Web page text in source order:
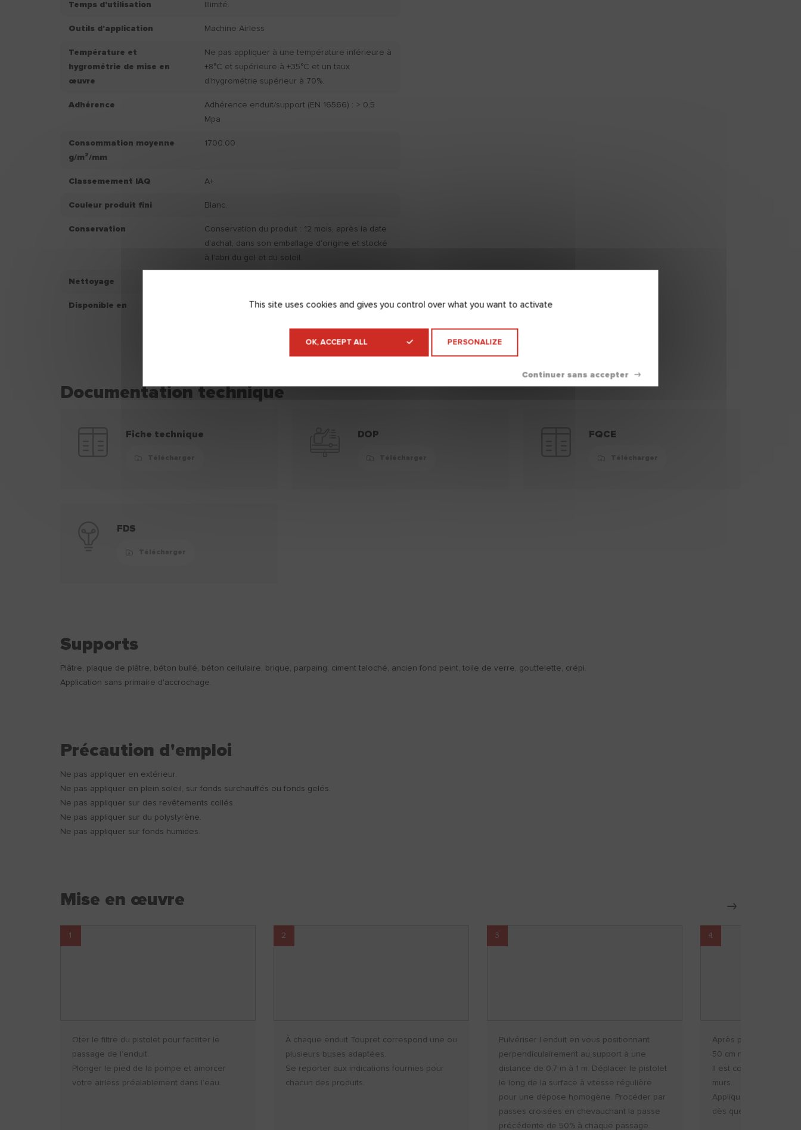
Temps d'utilisation Illimité.
Outils d'application Machine Airless
Température et
hygrométrie de mise en
œuvre
Ne pas appliquer à une température inférieure à
+8°C et supérieure à +35°C et un taux
d’hygrométrie supérieur à 70%.
Adhérence
Adhérence enduit/support (EN 16566) : > 0,5
Mpa
Consommation moyenne
g/m²/mm
1700.00
Classemement IAQ A+
Couleur produit fini Blanc.
Conservation
Conservation du produit : 12 mois, après la date
d'achat, dans son emballage d'origine et stocké
à l'abri du gel et du soleil.
Nettoyage
Disponible en
Documentation technique
Fiche technique DOP FQCE
FDS
Supports
Plâtre, plaque de plâtre, béton bullé, béton cellulaire, brique, parpaing, ciment taloché, ancien fond peint, toile de verre, gouttelette, crépi.
Application sans primaire d'accrochage.
Précaution d'emploi
Ne pas appliquer en extérieur.
Ne pas appliquer en plein soleil, sur fonds surchauffés ou fonds gelés.
Ne pas appliquer sur des revêtements collés.
Ne pas appliquer sur du polystyrène.
Ne pas appliquer sur fonds humides.
Mise en œuvre
1
Oter le filtre du pistolet pour faciliter le
passage de l’enduit.
Plonger le pied de la pompe et amorcer
votre airless préalablement dans l’eau.
2
À chaque enduit Toupret correspond une ou
plusieurs buses adaptées.
Se reporter aux indications fournies pour
chacun des produits.
3
Pulvériser l’enduit en vous positionnant
perpendiculairement au support à une
distance de 0,7 m à 1 m. Déplacer le pistolet
le long de la surface à vitesse régulière
pour une dépose homogène. Procéder par
passes croisées en chevauchant la passe
précédente de 50% à chaque passage.
4
Après pulvérisation,
50 cm minimum.
Il est conseillé de
murs.
Appliquer une
dès que la première
This site uses cookies and gives you control over what you want to activate
OK, ACCEPT ALL PERSONALIZE